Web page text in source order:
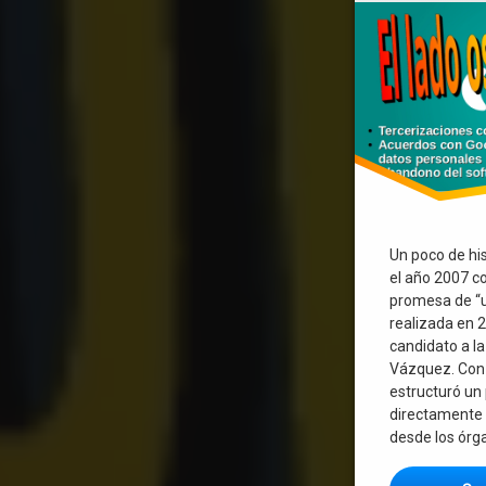
Un poco de
el año 2007
promesa de
realizada en
candidato a
Vázquez.
estructuró un
directamente
desde los